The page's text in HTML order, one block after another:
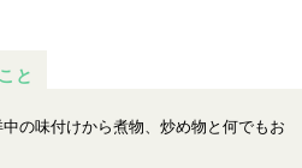
と
の味付けから煮物、炒め物と何でもお